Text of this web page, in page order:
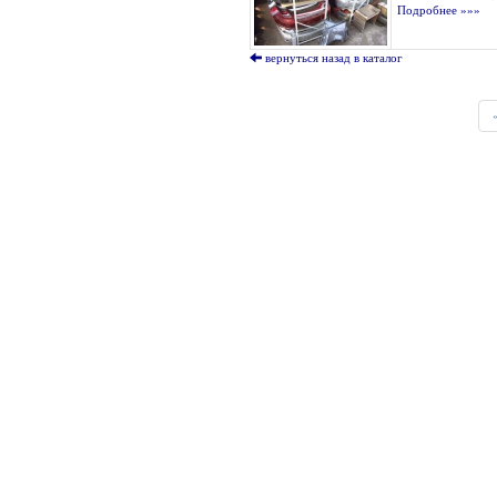
Подробнее »»»
вернуться назад в каталог
«